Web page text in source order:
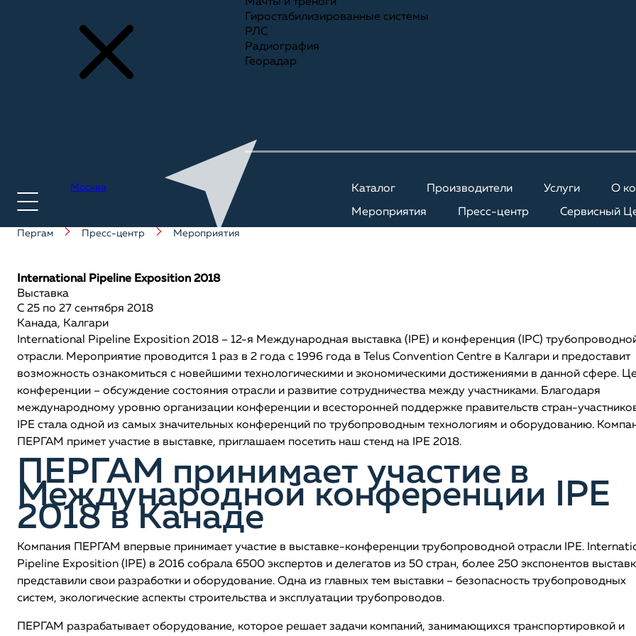
Москва Каталог Производители Услуги О
Мероприятия Пресс-центр Сервисный
Гиростабилизированные системы
РЛС
Радиография
Георадар
Пергам Пресс-центр Мероприятия
International Pipeline Exposition 2018
Выставка
С 25 по 27 сентября 2018
Канада, Калгари
International Pipeline Exposition 2018 – 12-я Международная выставка (IPE) и конференция (IPC)
отрасли. Мероприятие проводится 1 раз в 2 года с 1996 года в Telus Convention Centre в Калгари и предоставит
возможность ознакомиться с новейшими технологическими и экономическими достижениями в данной сфере.
конференции – обсуждение состояния отрасли и развитие сотрудничества между участниками. Благодаря
международному уровню организации конференции и всесторонней поддержке правительств стран-
IPE стала одной из самых значительных конференций по трубопроводным технологиям и оборудованию.
ПЕРГАМ примет участие в выставке, приглашаем посетить наш стенд на IPE 2018.
ПЕРГАМ принимает участие в
Международной конференции IPE
2018 в Канаде
Компания ПЕРГАМ впервые принимает участие в выставке-конференции трубопроводной отрасли IPE.
Pipeline Exposition (IPE) в 2016 собрала 6500 экспертов и делегатов из 50 стран, более 250 экспонентов
представили свои разработки и оборудование. Одна из главных тем выставки – безопасность трубопроводных
систем, экологические аспекты строительства и эксплуатации трубопроводов.
ПЕРГАМ разрабатывает оборудование, которое решает задачи компаний, занимающихся транспортировкой и